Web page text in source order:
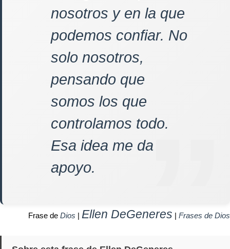
nosotros y en la que
podemos confiar. No
solo nosotros,
pensando que
somos los que
controlamos todo.
Esa idea me da
apoyo.
Frase de Dios | Ellen DeGeneres | Frases de Dios